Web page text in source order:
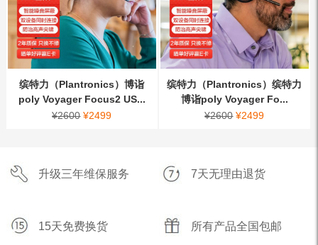
缤特力（Plantronics）博诣
poly Voyager Focus2 US...
¥2600 ¥2499
缤特力（Plantronics）缤特力
博诣poly Voyager Fo...
¥2600 ¥2499
升级三年维保服务 7天无理由退货
15天免费换货 所有产品全国包邮